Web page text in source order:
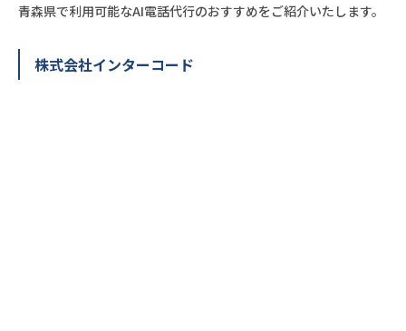
青森県で利用可能なAI電話代行のおすすめをご紹介いたします。
株式会社インターコード